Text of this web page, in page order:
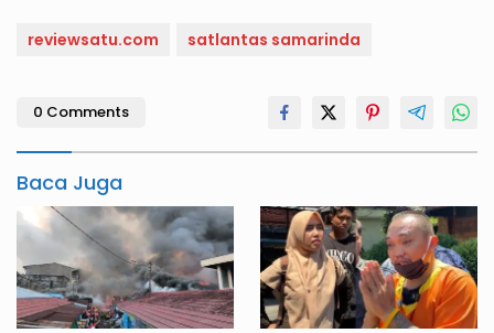
reviewsatu.com satlantas samarinda
0 Comments
Baca Juga